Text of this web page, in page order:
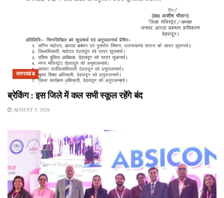
उत्तराखंड
ब्रेकिंग : इस जिले में कल सभी स्कूल रहेंगे बंद
AUGUST 5, 2026